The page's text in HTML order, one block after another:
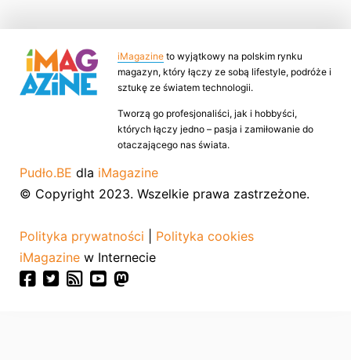
iMagazine to wyjątkowy na polskim rynku
magazyn, który łączy ze sobą lifestyle, podróże i
sztukę ze światem technologii.
Tworzą go profesjonaliści, jak i hobbyści,
których łączy jedno – pasja i zamiłowanie do
otaczającego nas świata.
Pudło.BE dla iMagazine
© Copyright 2023. Wszelkie prawa zastrzeżone.
Polityka prywatności
Polityka cookies
iMagazine w Internecie